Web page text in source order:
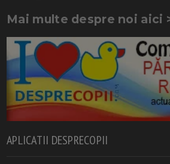
Mai multe despre noi aici
APLICATII DESPRECOPII